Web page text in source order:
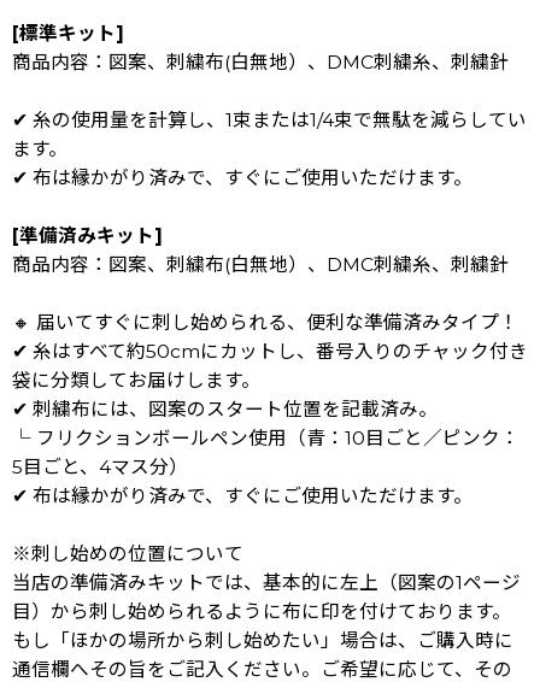
[標準キット]
商品内容：図案、刺繍布(白無地）、DMC刺繍糸、刺繍針
✔ 糸の使用量を計算し、1束または1/4束で無駄を減らしてい
ます。
✔ 布は縁かがり済みで、すぐにご使用いただけます。
[準備済みキット]
商品内容：図案、刺繍布(白無地）、DMC刺繍糸、刺繍針
🔸 届いてすぐに刺し始められる、便利な準備済みタイプ！
✔ 糸はすべて約50cmにカットし、番号入りのチャック付き
袋に分類してお届けします。
✔ 刺繍布には、図案のスタート位置を記載済み。
└ フリクションボールペン使用（青：10目ごと／ピンク：
5目ごと、4マス分）
✔ 布は縁かがり済みで、すぐにご使用いただけます。
※刺し始めの位置について
当店の準備済みキットでは、基本的に左上（図案の1ページ
目）から刺し始められるように布に印を付けております。
もし「ほかの場所から刺し始めたい」場合は、ご購入時に
通信欄へその旨をご記入ください。ご希望に応じて、その